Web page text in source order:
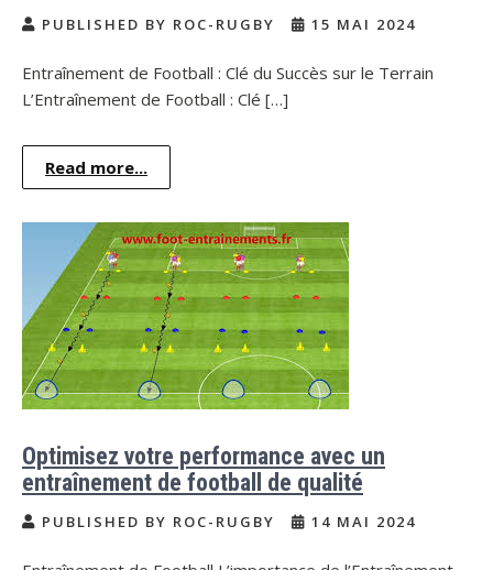
PUBLISHED BY ROC-RUGBY 15 MAI 2024
Entraînement de Football : Clé du Succès sur le Terrain
L’Entraînement de Football : Clé […]
Read more...
Optimisez votre performance avec un
entraînement de football de qualité
PUBLISHED BY ROC-RUGBY 14 MAI 2024